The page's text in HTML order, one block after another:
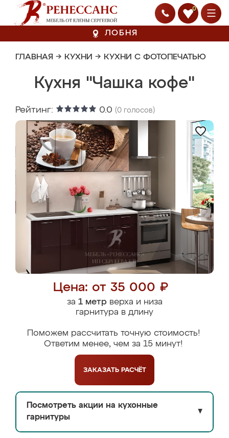
0
ЛОБНЯ
ГЛАВНАЯ → КУХНИ → КУХНИ С ФОТОПЕЧАТЬЮ
Кухня "Чашка кофе"
Рейтинг: 0.0 (0 голосов)
Цена: от 35 000 ₽
за 1 метрверха и низа
гарнитура в длину
Поможем рассчитать точную стоимость!
Ответим менее, чем за 15 минут!
ЗАКАЗАТЬ РАСЧЁТ
Посмотреть акции на кухонные
гарнитуры
▼